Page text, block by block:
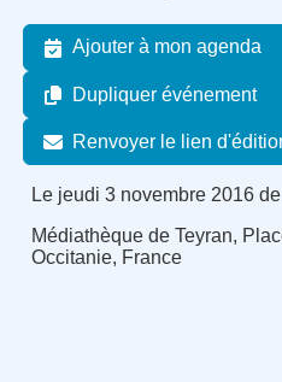
Ajouter à mon agenda
Dupliquer événement
Renvoyer le lien
Le jeudi 3 novembre 2016
Médiathèque de Teyran,
Occitanie, France